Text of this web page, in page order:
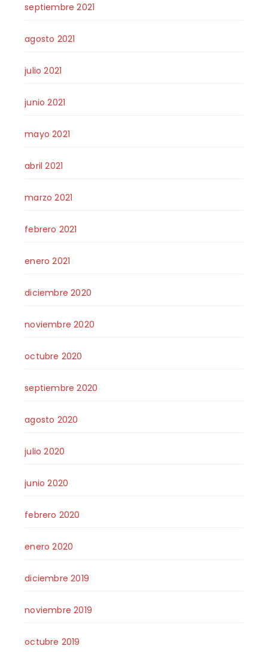
septiembre 2021
agosto 2021
julio 2021
junio 2021
mayo 2021
abril 2021
marzo 2021
febrero 2021
enero 2021
diciembre 2020
noviembre 2020
octubre 2020
septiembre 2020
agosto 2020
julio 2020
junio 2020
febrero 2020
enero 2020
diciembre 2019
noviembre 2019
octubre 2019